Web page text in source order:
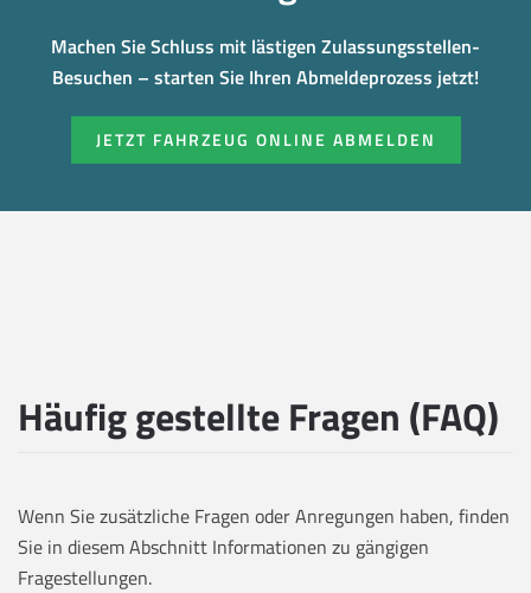
Machen Sie Schluss mit lästigen Zulassungsstellen-
Besuchen – starten Sie Ihren Abmeldeprozess jetzt!
JETZT FAHRZEUG ONLINE ABMELDEN
Häufig gestellte Fragen (FAQ)
Wenn Sie zusätzliche Fragen oder Anregungen haben, finden
Sie in diesem Abschnitt Informationen zu gängigen
Fragestellungen.